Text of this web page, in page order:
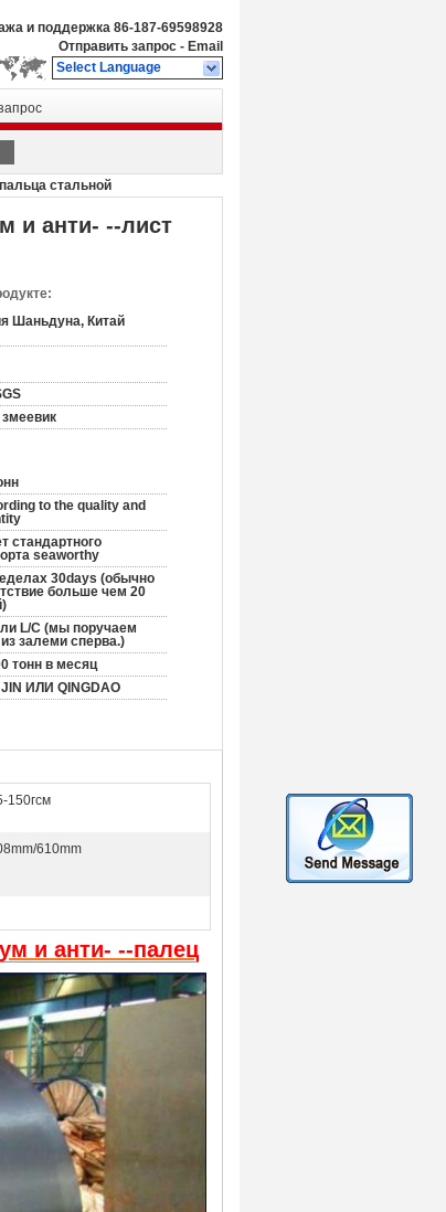
и поддержка 86-187-69598928
Отправить запрос - Email
Select Language
стальной
и анти- --лист
Шаньдуна, Китай
to the quality and
стандартного
seaworthy
30days (обычно
больше чем 20
L/C (мы поручаем
залеми сперва.)
тонн в месяц
ИЛИ QINGDAO
150гсм
610mm
и анти- --палец